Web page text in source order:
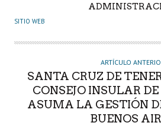
U
O
SITIO WEB
ARTÍCULO
SANTA CRUZ DE
CONSEJO INSULAR
ASUMA LA GESTIÓN
BUENOS